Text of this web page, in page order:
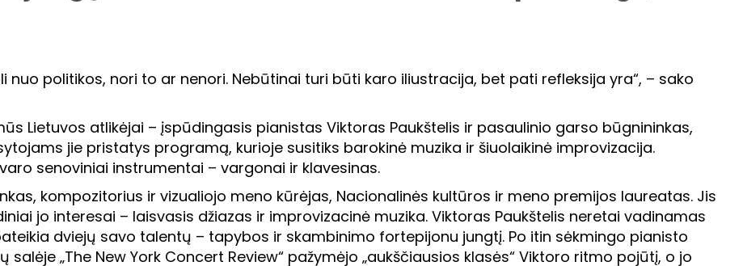
nuo politikos, nori to ar nenori. Nebūtinai turi būti karo iliustracija, bet pati refleksija yra“, – sako
Lietuvos atlikėjai – įspūdingasis pianistas Viktoras Paukštelis ir pasaulinio garso būgnininkas,
jie pristatys programą, kurioje susitiks barokinė muzika ir šiuolaikinė improvizacija.
senoviniai instrumentai – vargonai ir klavesinas.
kompozitorius ir vizualiojo meno kūrėjas, Nacionalinės kultūros ir meno premijos laureatas. Jis
jo interesai – laisvasis džiazas ir improvizacinė muzika. Viktoras Paukštelis neretai vadinamas
dviejų savo talentų – tapybos ir skambinimo fortepijonu jungtį. Po itin sėkmingo pianisto
„The New York Concert Review“ pažymėjo „aukščiausios klasės“ Viktoro ritmo pojūtį, o jo